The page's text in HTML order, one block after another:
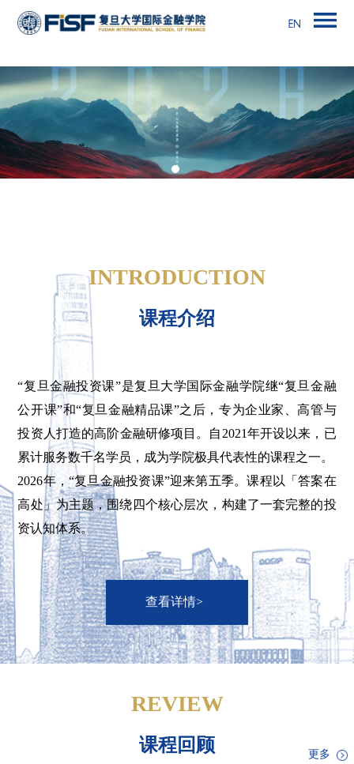
INTRODUCTION
课程介绍
“复旦金融投资课”是复旦大学国际金融学院继“复旦金融
公开课”和“复旦金融精品课”之后，专为企业家、高管与
投资人打造的高阶金融研修项目。自2021年开设以来，已
累计服务数千名学员，成为学院极具代表性的课程之一。
2026年，“复旦金融投资课”迎来第五季。课程以「答案在
高处」为主题，围绕四个核心层次，构建了一套完整的投
资认知体系。
查看详情>
REVIEW
课程回顾 更多